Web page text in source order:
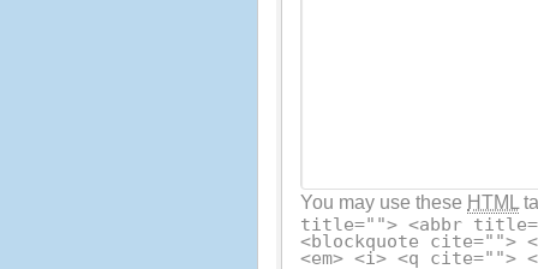
You may use these HTML
title=""> <abbr
<blockquote cite="">
<em> <i> <q cite="">